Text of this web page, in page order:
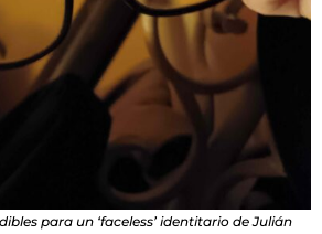
para un ‘faceless’ identitario de Julián